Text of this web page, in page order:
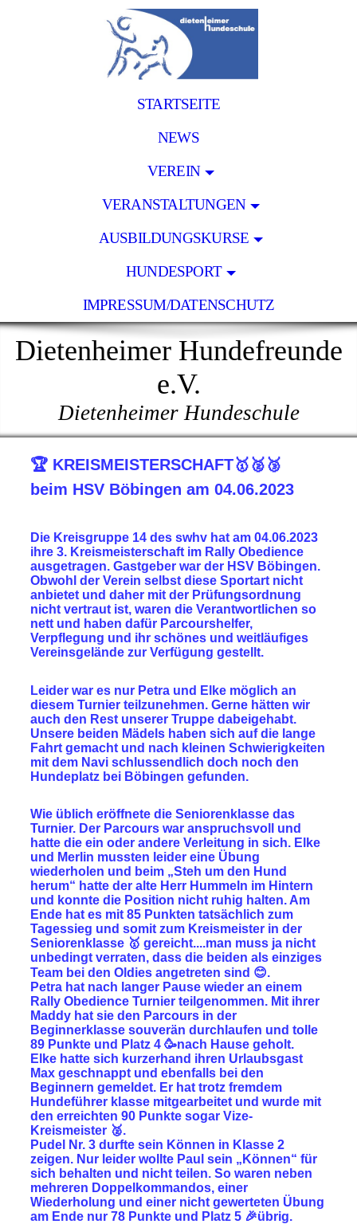
STARTSEITE
NEWS
VEREIN
VERANSTALTUNGEN
AUSBILDUNGSKURSE
HUNDESPORT
IMPRESSUM/DATENSCHUTZ
Dietenheimer Hundefreunde
e.V.
Dietenheimer Hundeschule
🏆 KREISMEISTERSCHAFT🥇🥈🥉
beim HSV Böbingen am 04.06.2023
Die Kreisgruppe 14 des swhv hat am 04.06.2023
ihre 3. Kreismeisterschaft im Rally Obedience
ausgetragen. Gastgeber war der HSV Böbingen.
Obwohl der Verein selbst diese Sportart nicht
anbietet und daher mit der Prüfungsordnung
nicht vertraut ist, waren die Verantwortlichen so
nett und haben dafür Parcourshelfer,
Verpflegung und ihr schönes und weitläufiges
Vereinsgelände zur Verfügung gestellt.
Leider war es nur Petra und Elke möglich an
diesem Turnier teilzunehmen. Gerne hätten wir
auch den Rest unserer Truppe dabeigehabt.
Unsere beiden Mädels haben sich auf die lange
Fahrt gemacht und nach kleinen Schwierigkeiten
mit dem Navi schlussendlich doch noch den
Hundeplatz bei Böbingen gefunden.
Wie üblich eröffnete die Seniorenklasse das
Turnier. Der Parcours war anspruchsvoll und
hatte die ein oder andere Verleitung in sich. Elke
und Merlin mussten leider eine Übung
wiederholen und beim „Steh um den Hund
herum“ hatte der alte Herr Hummeln im Hintern
und konnte die Position nicht ruhig halten. Am
Ende hat es mit 85 Punkten tatsächlich zum
Tagessieg und somit zum Kreismeister in der
Seniorenklasse 🥇 gereicht....man muss ja nicht
unbedingt verraten, dass die beiden als einziges
Team bei den Oldies angetreten sind 😊.
Petra hat nach langer Pause wieder an einem
Rally Obedience Turnier teilgenommen. Mit ihrer
Maddy hat sie den Parcours in der
Beginnerklasse souverän durchlaufen und tolle
89 Punkte und Platz 4🥳nach Hause geholt.
Elke hatte sich kurzerhand ihren Urlaubsgast
Max geschnappt und ebenfalls bei den
Beginnern gemeldet. Er hat trotz fremdem
Hundeführer klasse mitgearbeitet und wurde mit
den erreichten 90 Punkte sogar Vize-
Kreismeister 🥈.
Pudel Nr. 3 durfte sein Können in Klasse 2
zeigen. Nur leider wollte Paul sein „Können“ für
sich behalten und nicht teilen. So waren neben
mehreren Doppelkommandos, einer
Wiederholung und einer nicht gewerteten Übung
am Ende nur 78 Punkte und Platz 5🎉übrig.